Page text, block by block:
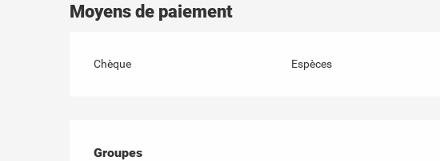
Moyens de paiement
Chèque Espèces
Groupes
Groupes